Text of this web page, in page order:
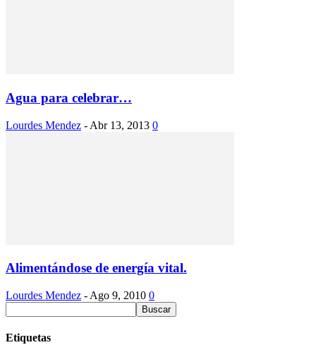
Agua para celebrar…
Lourdes Mendez - Abr 13, 2013 0
Alimentándose de energía vital.
Lourdes Mendez - Ago 9, 2010 0
Etiquetas